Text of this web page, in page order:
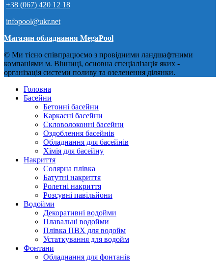
+38 (067) 420 12 18
infopool@ukr.net
Магазин обладнання MegaPool
© Ми тісно співпрацюємо з провідними ландшафтними
компаніями м. Вінниці, основна спеціалізація яких -
організація системи поливу та озеленення ділянки.
Головна
Басейни
Бетонні басейни
Каркасні басейни
Скловолоконні басейни
Оздоблення басейнів
Обладнання для басейнів
Хімія для басейну
Накриття
Солярна плівка
Батутні накриття
Ролетні накриття
Розсувні павільйони
Водойми
Декоративні водойми
Плавальні водойми
Плівка ПВХ для водойм
Устаткування для водойм
Фонтани
Обладнання для фонтанів